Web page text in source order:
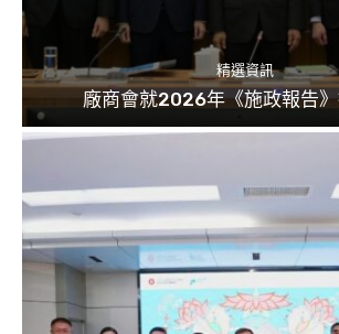
精選資訊
廠商會就2026年《施政報告